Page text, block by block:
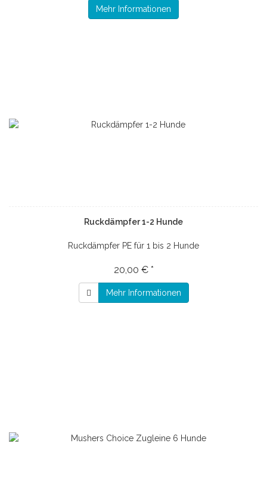
Mehr Informationen
Ruckdämpfer 1-2 Hunde
Ruckdämpfer PE für 1 bis 2 Hunde
20,00 € *
Mehr Informationen